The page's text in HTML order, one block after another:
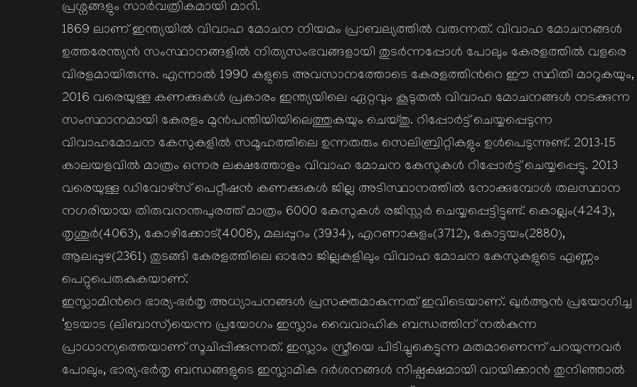
പ്രശ്നങ്ങളും സാര്‍വത്രികമായി മാറി.
1869 ലാണ് ഇന്ത്യയില്‍ വിവാഹ മോചന നിയമം പ്രാബല്യത്തില്‍ വരുന്നത്. വിവാഹ മോചനങ്ങള്‍
ഉത്തരേന്ത്യന്‍ സംസ്ഥാനങ്ങളില്‍ നിത്യസംഭവങ്ങളായി തുടര്‍ന്നപ്പോള്‍ പോലും കേരളത്തില്‍ വളരെ
വിരളമായിരുന്നു. എന്നാല്‍ 1990 കളുടെ അവസാനത്തോടെ കേരളത്തിന്‍റെ ഈ സ്ഥിതി മാറുകയും,
2016 വരെയുള്ള കണക്കുകള്‍ പ്രകാരം ഇന്ത്യയിലെ ഏറ്റവും കൂടുതല്‍ വിവാഹ മോചനങ്ങള്‍ നടക്കുന്ന
സംസ്ഥാനമായി കേരളം മുന്‍പന്തിയിയിലെത്തുകയും ചെയ്തു. റിപ്പോര്‍ട്ട് ചെയ്യപ്പെടുന്ന
വിവാഹമോചന കേസുകളില്‍ സമൂഹത്തിലെ ഉന്നതരും സെലിബ്രിറ്റികളും ഉള്‍പെടുന്നുണ്ട്. 2013-15
കാലയളവില്‍ മാത്രം ഒന്നര ലക്ഷത്തോളം വിവാഹ മോചന കേസുകള്‍ റിപ്പോര്‍ട്ട് ചെയ്യപ്പെട്ടു. 2013
വരെയുള്ള ഡിവോഴ്സ് പെറ്റീഷന്‍ കണക്കുകള്‍ ജില്ല അടിസ്ഥാനത്തില്‍ നോക്കുമ്പോള്‍ തലസ്ഥാന
നഗരിയായ തിരുവനന്തപുരത്ത് മാത്രം 6000 കേസുകള്‍ രജിസ്റ്റര്‍ ചെയ്യപ്പെട്ടിട്ടുണ്ട്. കൊല്ലം(4243),
തൃശൂര്‍(4063), കോഴിക്കോട്(4008), മലപ്പുറം (3934), എറണാകുളം(3712), കോട്ടയം(2880),
ആലപ്പുഴ(2361) തുടങ്ങി കേരളത്തിലെ ഓരോ ജില്ലകളിലും വിവാഹ മോചന കേസുകളുടെ എണ്ണം
പെറ്റുപെരുകുകയാണ്.
ഇസ്ലാമിന്‍റെ ഭാര്യ-ഭര്‍തൃ അധ്യാപനങ്ങള്‍ പ്രസക്തമാകുന്നത് ഇവിടെയാണ്. ഖുര്‍ആന്‍ പ്രയോഗിച്ച
‘ഉടയാട (ലിബാസ്)യെന്ന പ്രയോഗം ഇസ്ലാം വൈവാഹിക ബന്ധത്തിന് നല്‍കുന്ന
പ്രാധാന്യത്തെയാണ് സൂചിപ്പിക്കുന്നത്. ഇസ്ലാം സ്ത്രീയെ പിടിച്ചുകെട്ടുന്ന മതമാണെന്ന് പറയുന്നവര്‍
പോലും, ഭാര്യ-ഭര്‍തൃ ബന്ധങ്ങളുടെ ഇസ്ലാമിക ദര്‍ശനങ്ങള്‍ നിഷ്പക്ഷമായി വായിക്കാന്‍ തുനിഞ്ഞാല്‍